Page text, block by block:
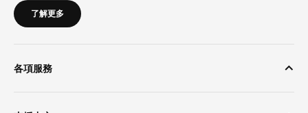
了解更多
各項服務